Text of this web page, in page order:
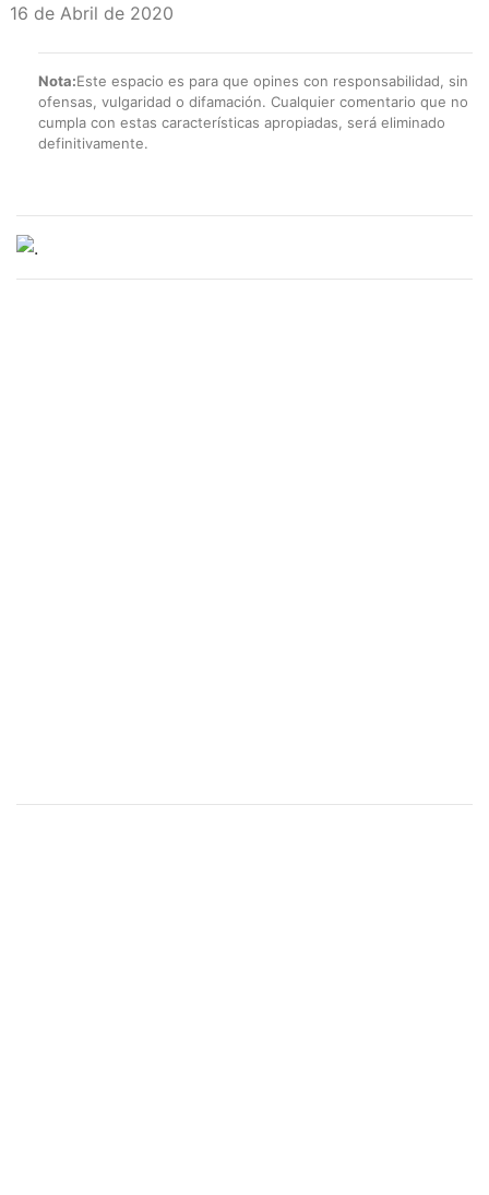
16 de Abril de 2020
Nota:Este espacio es para que opines con responsabilidad, sin
ofensas, vulgaridad o difamación. Cualquier comentario que no
cumpla con estas características apropiadas, será eliminado
definitivamente.